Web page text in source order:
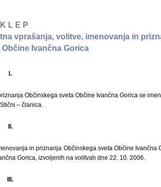
L E P
vprašanja, volitve, imenovanja in
Ivančna Gorica
I.
Občinskega sveta Občine Ivančna Gorica se
– članica.
II.
in priznanja Občinskega sveta Občine Ivančna
Gorica, izvoljenih na volitvah dne 22. 10. 2006.
III.